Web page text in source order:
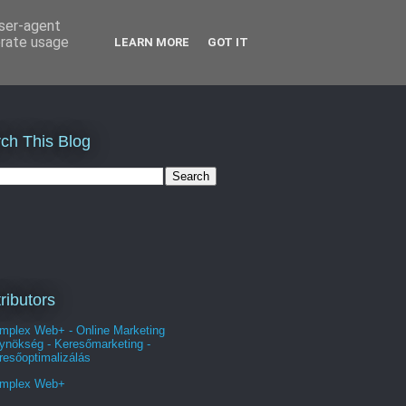
This Blog
Web+ - Online Marketing
- Keresőmarketing -
Web+
agent
usage
LEARN MORE GOT IT